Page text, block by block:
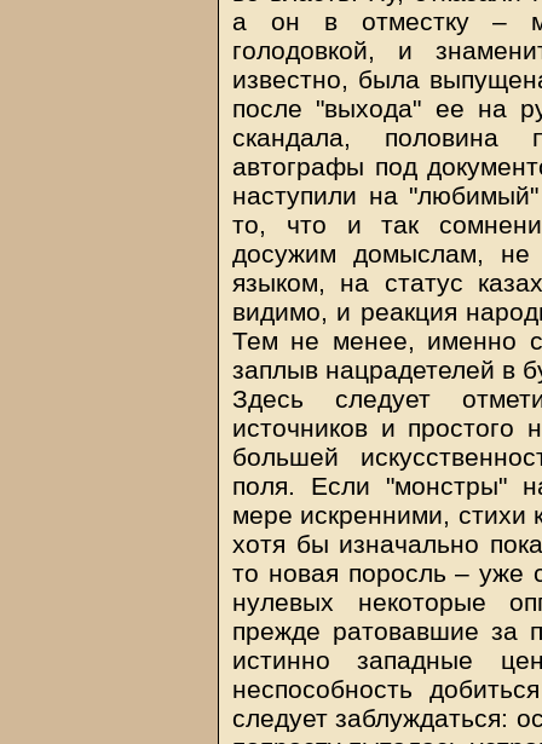
а он в отместку –
голодовкой, и
известно, была
после "выхода" ее на
скандала, половина
автографы под
наступили на
то, что и так
досужим домыслам, не
языком, на статус
видимо, и реакция
Тем не менее, именно с
заплыв нацрадетелей в
Здесь следует
источников и простого
большей
поля. Если "монстры"
мере искренними, стихи
хотя бы изначально
то новая поросль – уже
нулевых некоторые
прежде ратовавшие за
истинно западные
неспособность
следует заблуждаться: